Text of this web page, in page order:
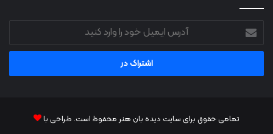
ایمیل
خود
وارد
تمامی حقوق برای سایت دیده بان هنر محفوظ است. طراحی با